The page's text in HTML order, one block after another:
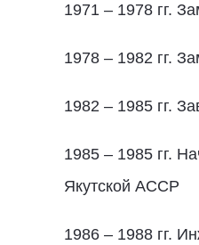
1971 – 1978 гг.
1978 – 1982 гг.
1982 – 1985 гг.
1985 – 1985 гг.
Якутской АССР
1986 – 1988 гг.